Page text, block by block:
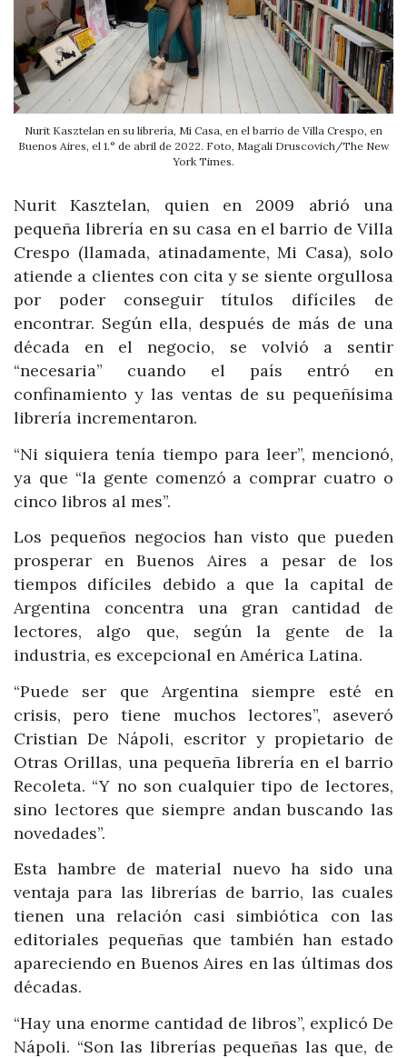
Nurit Kasztelan en su librería, Mi Casa, en el barrio de Villa Crespo, en
Buenos Aires, el 1.° de abril de 2022. Foto, Magali Druscovich/The New
York Times.
Nurit Kasztelan, quien en 2009 abrió una
pequeña librería en su casa en el barrio de Villa
Crespo (llamada, atinadamente, Mi Casa), solo
atiende a clientes con cita y se siente orgullosa
por poder conseguir títulos difíciles de
encontrar. Según ella, después de más de una
década en el negocio, se volvió a sentir
“necesaria” cuando el país entró en
confinamiento y las ventas de su pequeñísima
librería incrementaron.
“Ni siquiera tenía tiempo para leer”, mencionó,
ya que “la gente comenzó a comprar cuatro o
cinco libros al mes”.
Los pequeños negocios han visto que pueden
prosperar en Buenos Aires a pesar de los
tiempos difíciles debido a que la capital de
Argentina concentra una gran cantidad de
lectores, algo que, según la gente de la
industria, es excepcional en América Latina.
“Puede ser que Argentina siempre esté en
crisis, pero tiene muchos lectores”, aseveró
Cristian De Nápoli, escritor y propietario de
Otras Orillas, una pequeña librería en el barrio
Recoleta. “Y no son cualquier tipo de lectores,
sino lectores que siempre andan buscando las
novedades”.
Esta hambre de material nuevo ha sido una
ventaja para las librerías de barrio, las cuales
tienen una relación casi simbiótica con las
editoriales pequeñas que también han estado
apareciendo en Buenos Aires en las últimas dos
décadas.
“Hay una enorme cantidad de libros”, explicó De
Nápoli. “Son las librerías pequeñas las que, de